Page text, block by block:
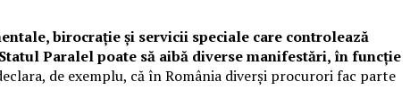
birocrație și servicii speciale care controlează
Paralel poate să aibă diverse manifestări, în funcție
de exemplu, că în România diverși procurori fac parte